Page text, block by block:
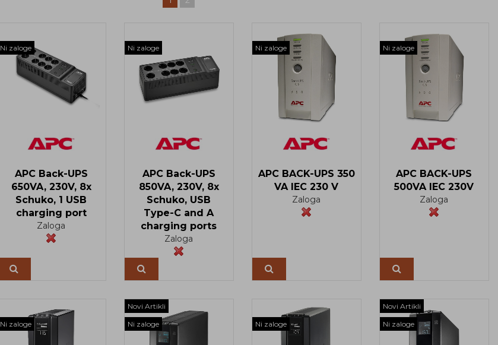
Ni zaloge
APC Back-UPS
650VA, 230V, 8x
Schuko, 1 USB
charging port
Zaloga
Ni zaloge
APC Back-UPS
850VA, 230V, 8x
Schuko, USB
Type-C and A
charging ports
Zaloga
Ni zaloge
APC BACK-UPS 350
VA IEC 230 V
Zaloga
Ni zaloge
APC BACK-UPS
500VA IEC 230V
Zaloga
Ni zaloge Ni zaloge
Novi Artikli
Ni zaloge Ni zaloge
Novi Artikli